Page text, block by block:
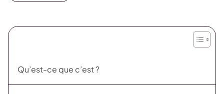
Qu’est-ce que c’est ?